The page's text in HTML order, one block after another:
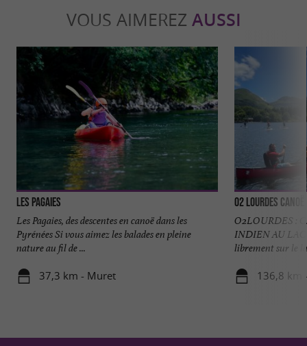
VOUS AIMEREZ AUSSI
Les Pagaies
Les Pagaies, des descentes en canoë dans les
Pyrénées Si vous aimez les balades en pleine
nature au fil de ...
37,3 km - Muret
O2 Lourdes Canoë
O2LOURDES :
INDIEN AU
librement sur le
136,8 km